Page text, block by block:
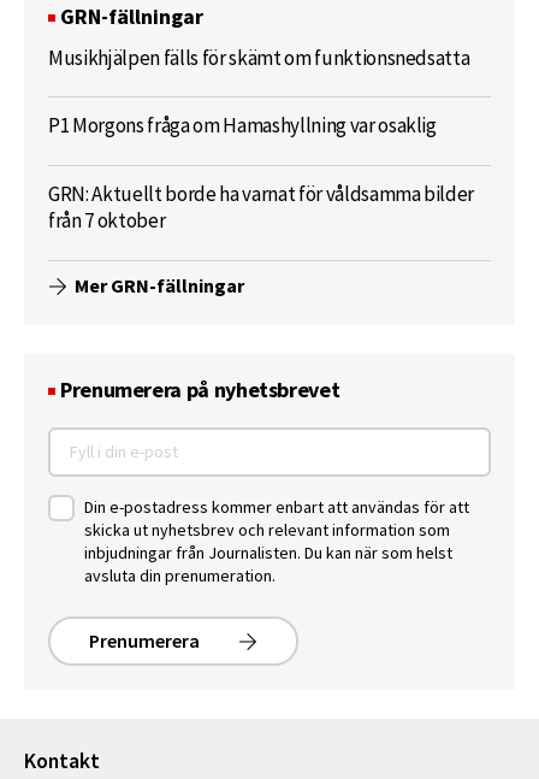
GRN-fällningar
Musikhjälpen fälls för skämt om funktionsnedsatta
P1 Morgons fråga om Hamashyllning var osaklig
GRN: Aktuellt borde ha varnat för våldsamma bilder
från 7 oktober
Mer GRN-fällningar
Prenumerera på nyhetsbrevet
Din e-postadress kommer enbart att användas för att
skicka ut nyhetsbrev och relevant information som
inbjudningar från Journalisten. Du kan när som helst
avsluta din prenumeration.
Prenumerera
Kontakt